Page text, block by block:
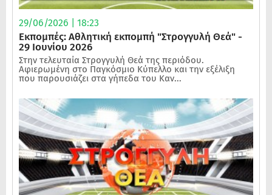
29/06/2026 | 18:23
Εκπομπές: Αθλητική εκπομπή "Στρογγυλή Θεά" -
29 Ιουνίου 2026
Στην τελευταία Στρογγυλή Θεά της περιόδου.
Αφιερωμένη στο Παγκόσμιο Κύπελλο και την εξέλιξη
που παρουσιάζει στα γήπεδα του Καν...